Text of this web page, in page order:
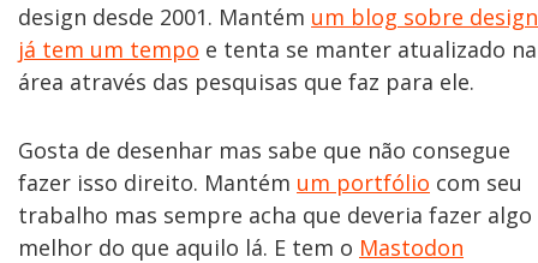
design desde 2001. Mantém um blog sobre design
já tem um tempo e tenta se manter atualizado na
área através das pesquisas que faz para ele.
Gosta de desenhar mas sabe que não consegue
fazer isso direito. Mantém um portfólio com seu
trabalho mas sempre acha que deveria fazer algo
melhor do que aquilo lá. E tem o Mastodon